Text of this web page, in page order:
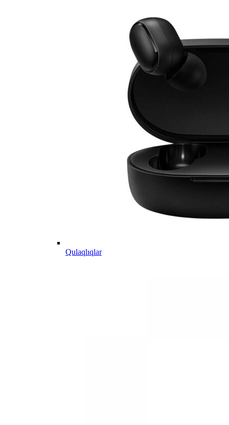
Qulaqlıqlar